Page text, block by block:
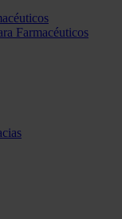
Farmacéuticos